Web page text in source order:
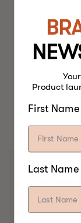
Product
First Name
Last Name